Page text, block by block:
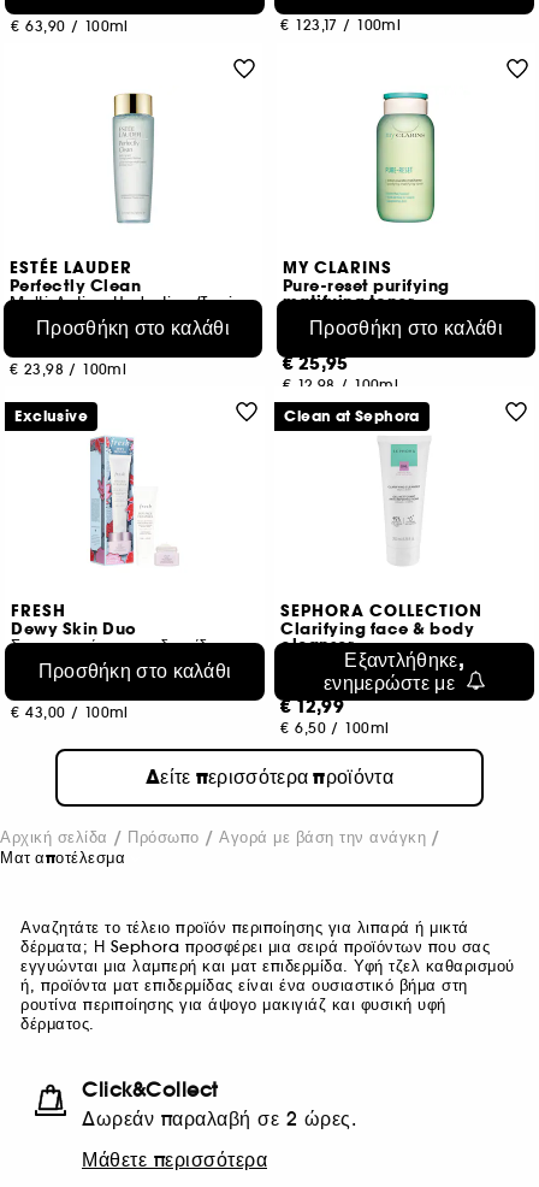
€ 63,90 / 100ml € 123,17 / 100ml
ESTÉE LAUDER
Perfectly Clean
Multi-Action Hydrating/Toning Lotion/Refiner
37
€ 23,98 / 100ml
Προσθήκη στο καλάθι
MY CLARINS
Pure-reset purifying
matifying toner
Ακμή και Ατέλειες
1
€ 25,95
€ 12,98 / 100ml
Προσθήκη στο καλάθι
FRESH
Dewy Skin Duo
Σετ περιποίησης επιδερμίδας
1
€ 43,00 / 100ml
Προσθήκη στο καλάθι
Exclusive
SEPHORA COLLECTION
Clarifying face & body
cleanser
Face + body cleanser
3
€ 12,99
€ 6,50 / 100ml
Εξαντλήθηκε,
ενημερώστε με
Clean at Sephora
Δείτε περισσότερα προϊόντα
Αρχική σελίδα Πρόσωπο Αγορά με βάση την ανάγκη
Ματ αποτέλεσμα
Αναζητάτε το τέλειο προϊόν περιποίησης για λιπαρά ή μικτά
δέρματα; Η Sephora προσφέρει μια σειρά προϊόντων που σας
εγγυώνται μια λαμπερή και ματ επιδερμίδα. Υφή τζελ καθαρισμού
ή, προϊόντα ματ επιδερμίδας είναι ένα ουσιαστικό βήμα στη
ρουτίνα περιποίησης για άψογο μακιγιάζ και φυσική υφή
δέρματος.
Click&Collect
Δωρεάν παραλαβή σε 2 ώρες.
Μάθετε περισσότερα